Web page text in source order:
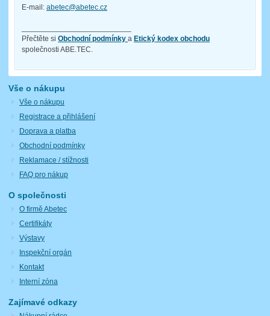
E-mail: abetec@abetec.cz
Přečtěte si Obchodní podmínky a Etický kodex obchodu
společnosti ABE.TEC.
Vše o nákupu
Vše o nákupu
Registrace a přihlášení
Doprava a platba
Obchodní podmínky
Reklamace / stížnosti
FAQ pro nákup
O společnosti
O firmě Abetec
Certifikáty
Výstavy
Inspekční orgán
Kontakt
Interní zóna
Zajímavé odkazy